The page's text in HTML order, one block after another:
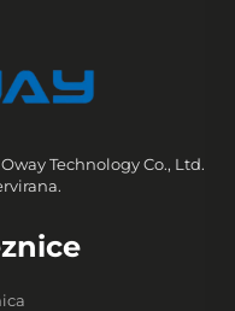
Technology Co., Ltd.